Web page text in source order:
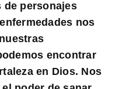
de personajes
nos
encontrar
en Dios. Nos